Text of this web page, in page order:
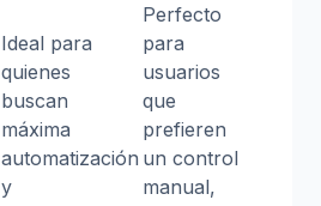
Ideal para
quienes
buscan
máxima
automatización
y
Perfecto
para
usuarios
que
prefieren
un control
manual,